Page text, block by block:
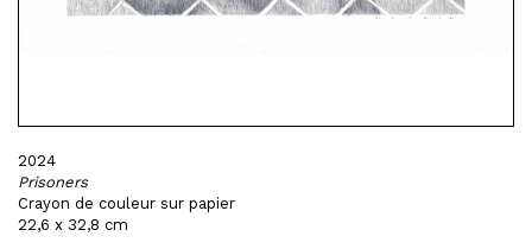
2024
Prisoners
Crayon de couleur sur papier
22,6 x 32,8 cm